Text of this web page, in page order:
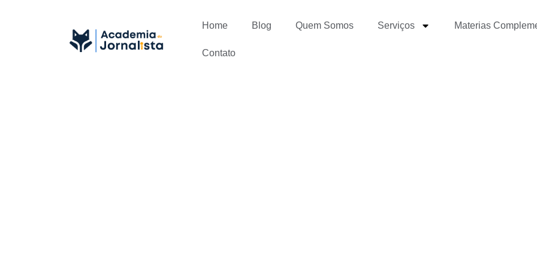
Home Blog Quem Somos Serviços Materias
Contato